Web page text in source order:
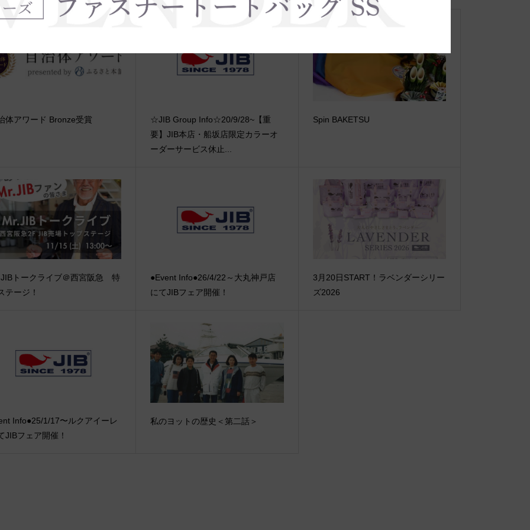
体アワード Bronze受賞
☆JIB Group Info☆20/9/28~【重
要】JIB本店・船坂店限定カラーオ
ーダーサービス休止...
Spin BAKETSU
トークライブ＠西宮阪急 特
テージ！
●Event Info●26/4/22～大丸神戸店
にてJIBフェア開催！
3月20日START！ラベンダーシリー
ズ2026
Info●25/1/17〜ルクアイーレ
JIBフェア開催！
私のヨットの歴史＜第二話＞